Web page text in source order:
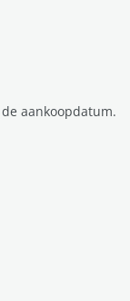
aankoopdatum.